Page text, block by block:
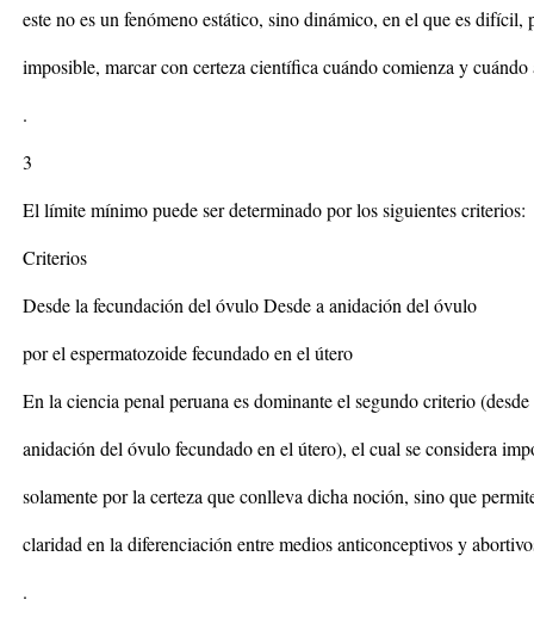
este no es un fenómeno estático, sino dinámico, en el que es difícil,
imposible, marcar con certeza científica cuándo comienza y cuándo
.
3
El límite mínimo puede ser determinado por los siguientes criterios:
Criterios
Desde la fecundación del óvulo Desde a anidación del óvulo
por el espermatozoide fecundado en el útero
En la ciencia penal peruana es dominante el segundo criterio (desde
anidación del óvulo fecundado en el útero), el cual se considera
solamente por la certeza que conlleva dicha noción, sino que
claridad en la diferenciación entre medios anticonceptivos y
.